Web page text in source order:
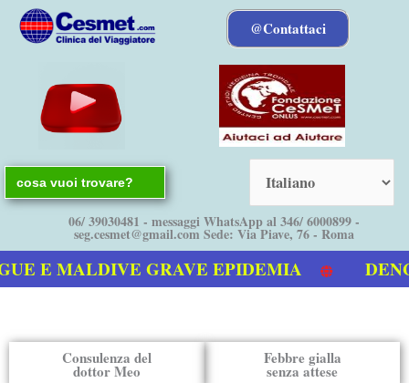
@Contattaci
Search
for:
06/ 39030481 - messaggi WhatsApp al 346/ 6000899 -
seg.cesmet@gmail.com Sede: Via Piave, 76 - Roma
E MALDIVE GRAVE EPIDEMIA
Consulenza del
dottor Meo
Febbre gialla
senza attese